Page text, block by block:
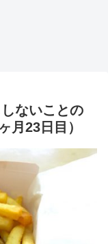
ないことの
月23日目）